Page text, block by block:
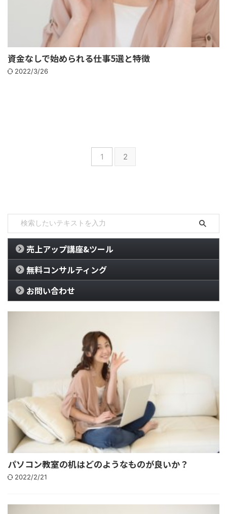
資金なしで始められる仕事5選と特徴
2022/3/26
1 2
売上アップ講座&ツール
無料コンサルティング
お問い合わせ
パソコン教室の机はどのようなものが良いか？
2022/2/21